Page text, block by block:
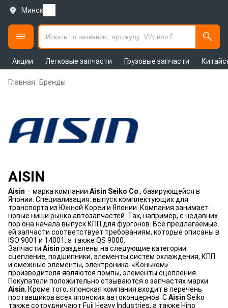
Минск
Акции Легковые запчасти Грузовые запчасти
Главная Бренды
AISIN
Aisin – марка компании Aisin Seiko Co ., базирующейся в
Японии. Специализация: выпуск комплектующих для
транспорта из Южной Кореи и Японии. Компания занимает
новые ниши рынка автозапчастей. Так, например, с недавних
пор она начала выпуск КПП для фургонов. Все предлагаемые
ей запчасти соответствует требованиям, которые описаны в
ISO 9001 и 14001, а также QS 9000.
Запчасти Aisin разделены на следующие категории:
сцепление, подшипники, элементы систем охлаждения, КПП
и смежные элементы, электроника. «Коньком»
производителя являются помпы, элементы сцепления.
Покупатели положительно отзываются о запчастях марки
Aisin . Кроме того, японская компания входит в перечень
поставщиков всех японских автоконцернов. СAisin Seiko
также сотрудничают Fuji Heavy Industries, а также Hino